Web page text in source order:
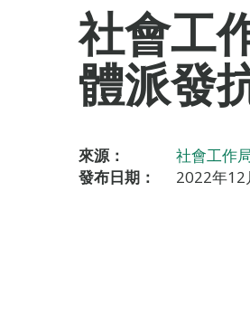
社會工
體派發
來源：
社會工作
發布日期：
2022年12